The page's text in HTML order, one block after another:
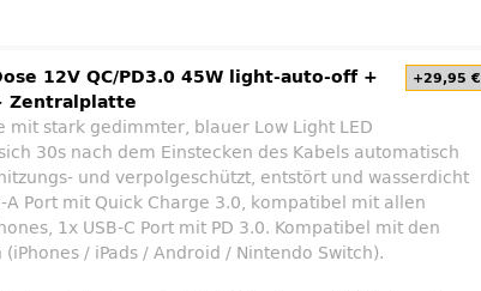
12V QC/PD3.0 45W light-auto-off +
Zentralplatte
+29,95 €
mit stark gedimmter, blauer Low Light LED
30s nach dem Einstecken des Kabels automatisch
und verpolgeschützt, entstört und wasserdicht
A Port mit Quick Charge 3.0, kompatibel mit allen
1x USB-C Port mit PD 3.0. Kompatibel mit den
/ iPads / Android / Nintendo Switch).